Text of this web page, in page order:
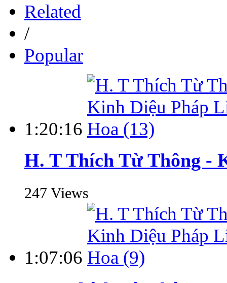
Related
/
Popular
1:20:16
H. T Thích Từ Thông -
247 Views
1:07:06